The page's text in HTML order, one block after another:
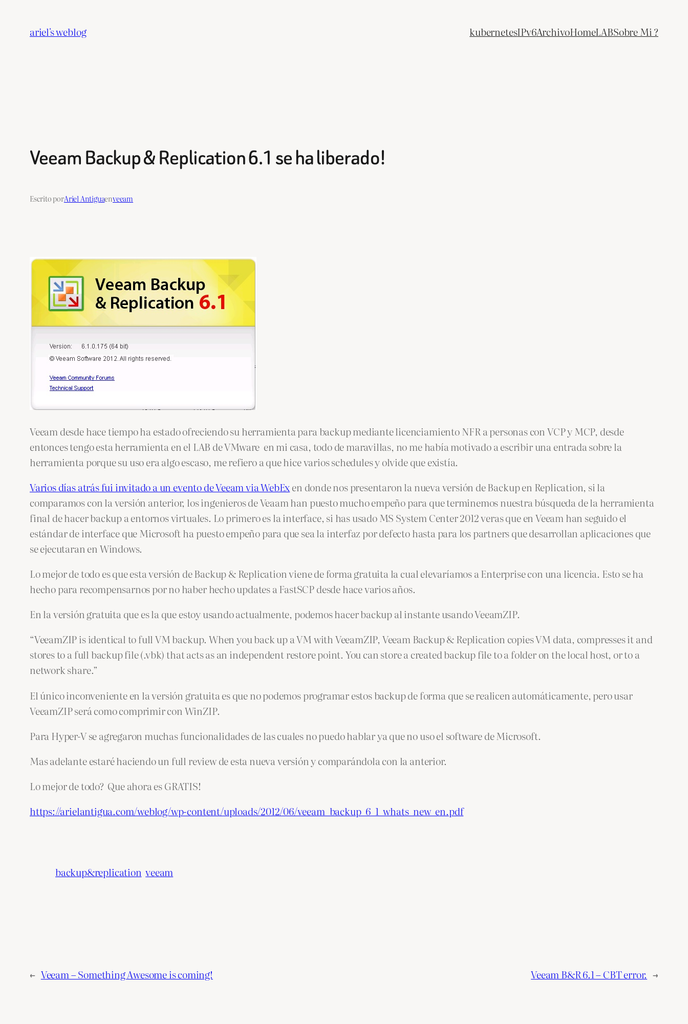
contenido
ariel's weblog kubernetesIPv6ArchivoHomeLABSobre Mi ?
Veeam Backup & Replication 6.1 se ha liberado!
Escrito porAriel Antiguaenveeam
Veeam desde hace tiempo ha estado ofreciendo su herramienta para backup mediante licenciamiento NFR a personas con VCP y MCP, desde
entonces tengo esta herramienta en el LAB de VMware en mi casa, todo de maravillas, no me había motivado a escribir una entrada sobre la
herramienta porque su uso era algo escaso, me refiero a que hice varios schedules y olvide que existía.
Varios días atrás fui invitado a un evento de Veeam via WebExen donde nos presentaron la nueva versión de Backup en Replication, si la
comparamos con la versión anterior, los ingenieros de Veaam han puesto mucho empeño para que terminemos nuestra búsqueda de la herramienta
final de hacer backup a entornos virtuales. Lo primero es la interface, si has usado MS System Center 2012 veras que en Veeam han seguido el
estándar de interface que Microsoft ha puesto empeño para que sea la interfaz por defecto hasta para los partners que desarrollan aplicaciones que
se ejecutaran en Windows.
Lo mejor de todo es que esta versión de Backup & Replication viene de forma gratuita la cual elevaríamos a Enterprise con una licencia. Esto se ha
hecho para recompensarnos por no haber hecho updates a FastSCP desde hace varios años.
En la versión gratuita que es la que estoy usando actualmente, podemos hacer backup al instante usando VeeamZIP.
“VeeamZIP is identical to full VM backup. When you back up a VM with VeeamZIP, Veeam Backup & Replication copies VM data, compresses it and
stores to a full backup file (.vbk) that acts as an independent restore point. You can store a created backup file to a folder on the local host, or to a
network share.”
El único inconveniente en la versión gratuita es que no podemos programar estos backup de forma que se realicen automáticamente, pero usar
VeeamZIP será como comprimir con WinZIP.
Para Hyper-V se agregaron muchas funcionalidades de las cuales no puedo hablar ya que no uso el software de Microsoft.
Mas adelante estaré haciendo un full review de esta nueva versión y comparándola con la anterior.
Lo mejor de todo? Que ahora es GRATIS!
https://arielantigua.com/weblog/wp-content/uploads/2012/06/veeam_backup_6_1_whats_new_en.pdf
backup&replication veeam
← Veeam – Something Awesome is coming! Veeam B&R 6.1 – CBT error. →